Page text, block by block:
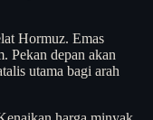
Hormuz. Emas
Pekan depan akan
utama bagi arah